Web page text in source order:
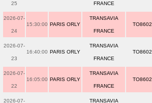
25 FRANCE
2026-07-
24
15:30:00 PARIS ORLY
TRANSAVIA
FRANCE
TO8602
2026-07-
23
16:40:00 PARIS ORLY
TRANSAVIA
FRANCE
TO8602
2026-07-
22
16:05:00 PARIS ORLY
TRANSAVIA
FRANCE
TO8602
2026-07- TRANSAVIA